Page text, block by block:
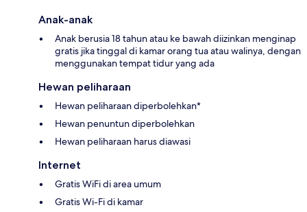
Anak-anak
Anak berusia 18 tahun atau ke bawah diizinkan menginap
gratis jika tinggal di kamar orang tua atau walinya, dengan
menggunakan tempat tidur yang ada
Hewan peliharaan
Hewan peliharaan diperbolehkan*
Hewan penuntun diperbolehkan
Hewan peliharaan harus diawasi
Internet
Gratis WiFi di area umum
Gratis Wi-Fi di kamar